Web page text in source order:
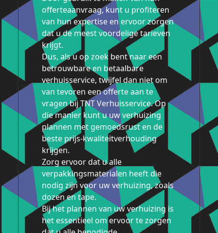
offerteaanvraag, kunt u profiteren
van hun expertise en ervoor zorgen
dat u de meest voordelige tarieven
krijgt.
Dus, als u op zoek bent naar een
betrouwbare en betaalbare
verhuisservice, twijfel dan niet om
van tevoren een offerte aan te
vragen bij TNT Verhuisservice. Op
die manier kunt u uw verhuizing
plannen met gemoedsrust en de
beste prijs-kwaliteitverhouding
krijgen.
Zorg ervoor dat u alle
verpakkingsmaterialen heeft die
nodig zijn voor uw verhuizing, zoals
dozen en tape.
Bij het plannen van uw verhuizing is
het essentieel om ervoor te zorgen